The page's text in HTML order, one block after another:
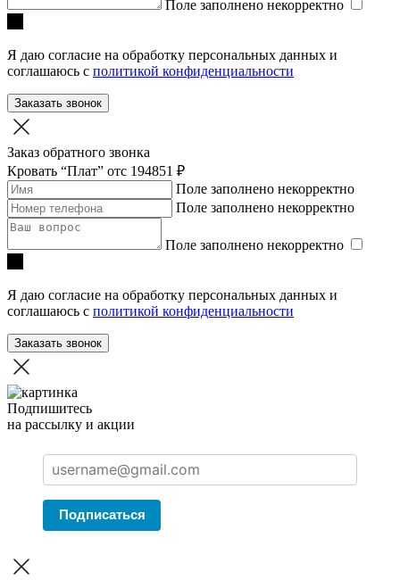
Поле заполнено некорректно
Я даю согласие на обработку персональных данных и
соглашаюсь с политикой конфиденциальности
Заказать звонок
Заказ обратного звонка
Кровать “Плат” отc 194851 ₽
Поле заполнено некорректно
Поле заполнено некорректно
Поле заполнено некорректно
Я даю согласие на обработку персональных данных и
соглашаюсь с политикой конфиденциальности
Заказать звонок
Подпишитесь
на рассылку и акции
Подписаться